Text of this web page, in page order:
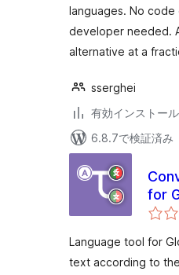
languages. No code
developer needed.
alternative at a
sserghei
有効インストー
6.8.7で検証済み
for
Language tool for
text according to